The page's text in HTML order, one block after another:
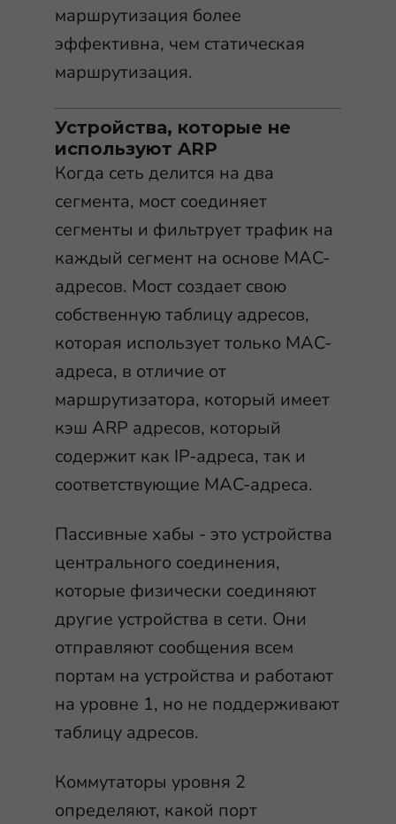
маршрутизация более
эффективна, чем статическая
маршрутизация.
Устройства, которые не
используют ARP
Когда сеть делится на два
сегмента, мост соединяет
сегменты и фильтрует трафик на
каждый сегмент на основе MAC-
адресов. Мост создает свою
собственную таблицу адресов,
которая использует только MAC-
адреса, в отличие от
маршрутизатора, который имеет
кэш ARP адресов, который
содержит как IP-адреса, так и
соответствующие MAC-адреса.
Пассивные хабы - это устройства
центрального соединения,
которые физически соединяют
другие устройства в сети. Они
отправляют сообщения всем
портам на устройства и работают
на уровне 1, но не поддерживают
таблицу адресов.
Коммутаторы уровня 2
определяют, какой порт